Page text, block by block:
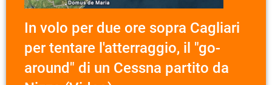
In volo per due ore sopra Cagliari
per tentare l'atterraggio, il "go-
around" di un Cessna partito da